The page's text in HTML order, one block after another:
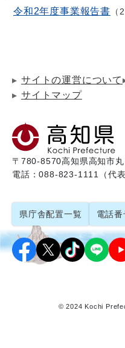
令和2年度事業報告書
サイトの運営について
サイトマップ
〒780-8570高知県高知市
電話：088-823-1111（代
県庁舎配置一覧 電話番
© 2024 Kochi